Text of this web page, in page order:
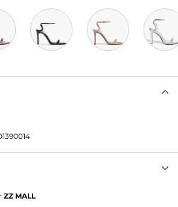
e atitude. As tiras finas
ZZ MALL